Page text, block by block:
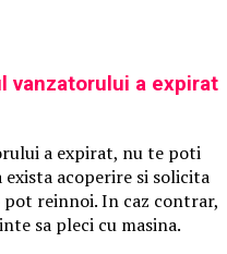
vanzatorului a expirat
a expirat, nu te poti
acoperire si solicita
pot reinnoi. In caz contrar,
sa pleci cu masina.